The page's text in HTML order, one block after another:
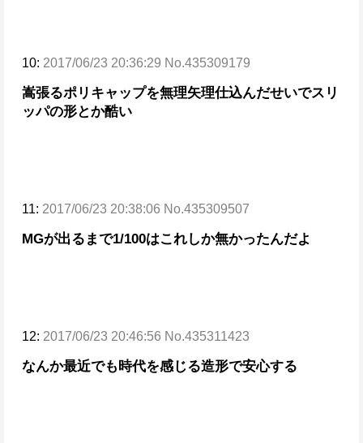
10: 2017/06/23 20:36:29 No.435309179
嵩張るポリキャップを無理矢理仕込んだせいでスリ
ッパの形とか酷い
11: 2017/06/23 20:38:06 No.435309507
MGが出るまで1/100はこれしか無かったんだよ
12: 2017/06/23 20:46:56 No.435311423
なんか最近でも時代を感じる造形で安心する